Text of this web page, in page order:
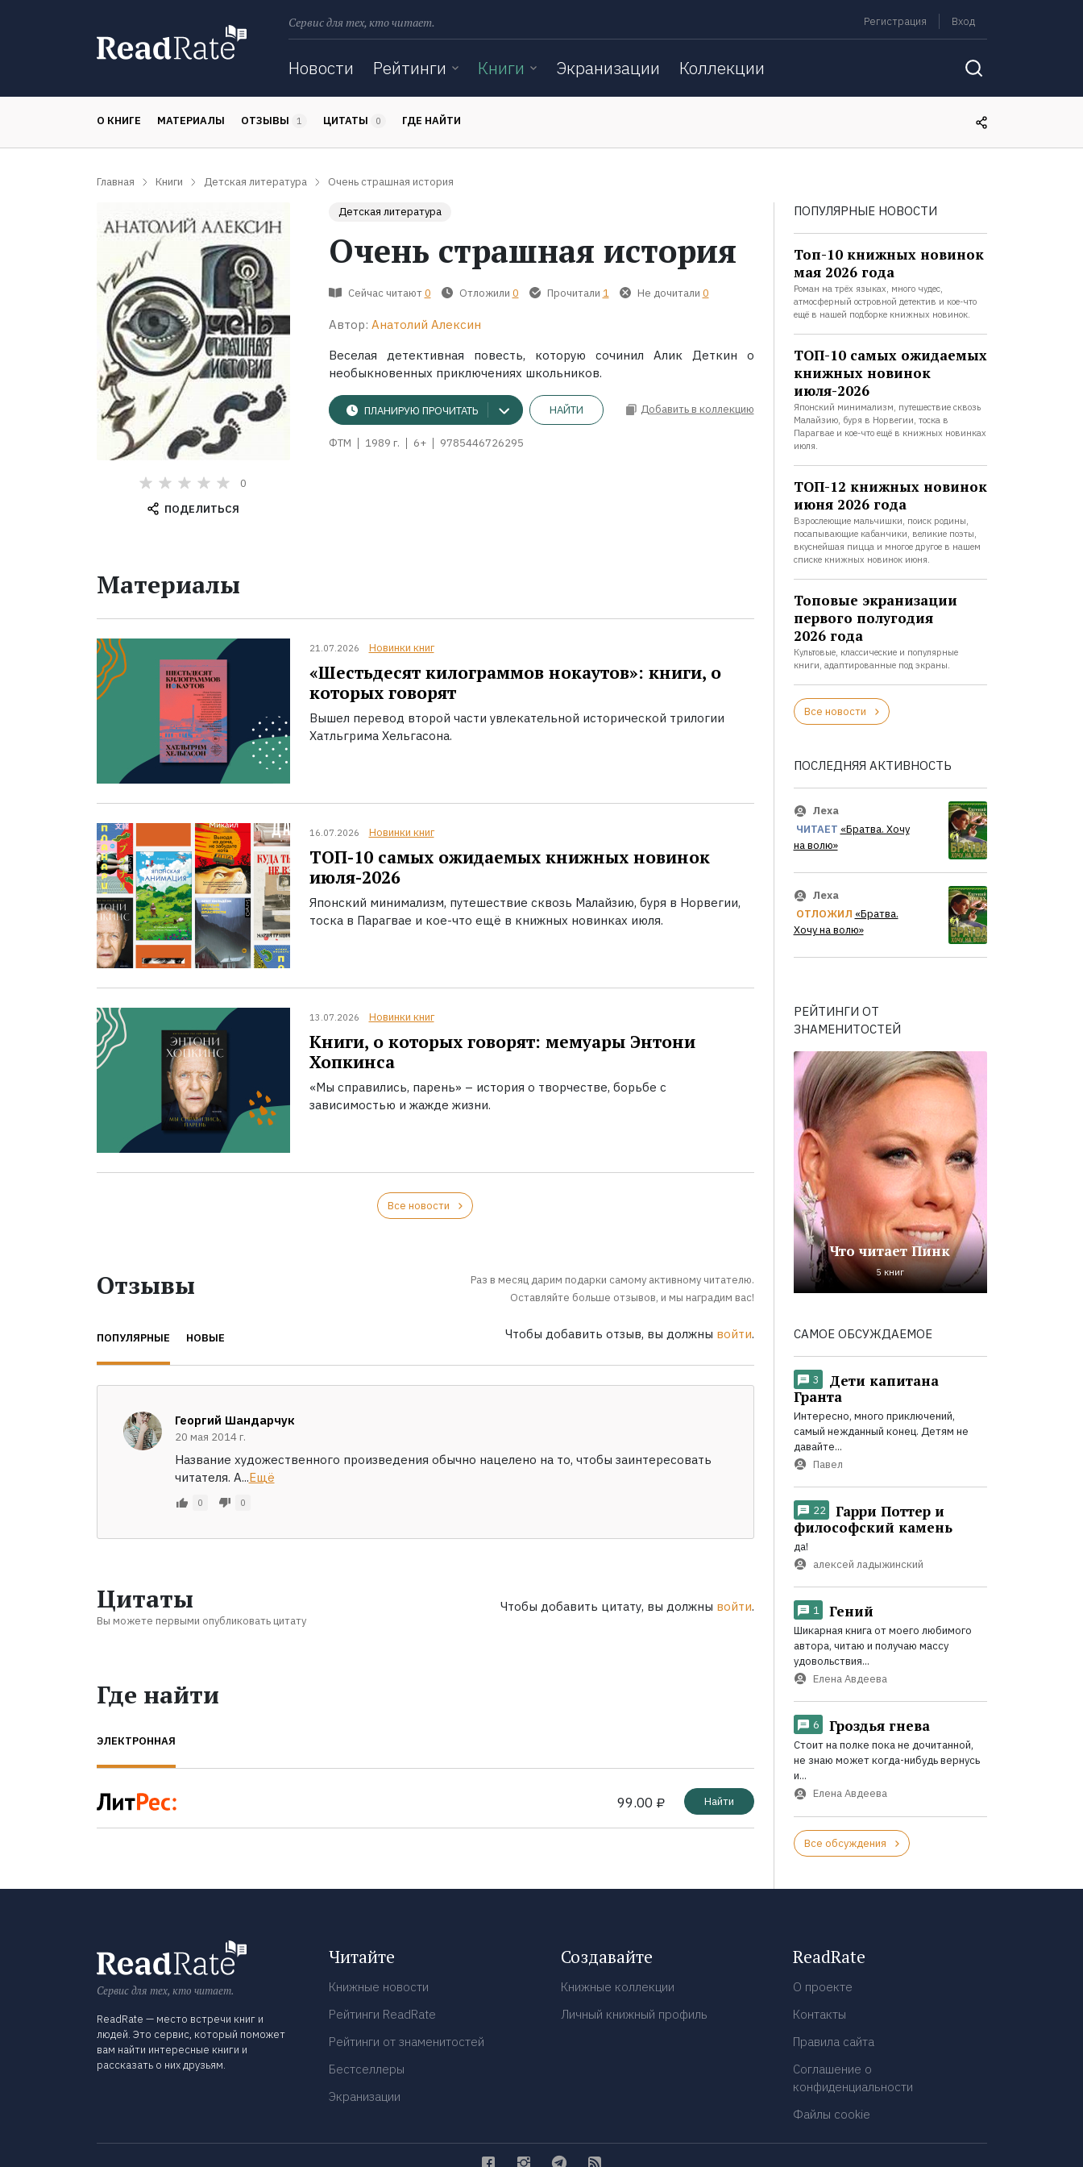
Сервис для тех, кто читает. Регистрация Вход
Новости Рейтинги Книги Экранизации Коллекции
О КНИГЕ МАТЕРИАЛЫ ОТЗЫВЫ 1 ЦИТАТЫ 0 ГДЕ НАЙТИ
Главная Книги Детская литература Очень страшная история
0
ПОДЕЛИТЬСЯ
Детская литература
Очень страшная история
Сейчас читают 0 Отложили 0 Прочитали 1 Не дочитали 0
Автор: Анатолий Алексин
Веселая детективная повесть, которую сочинил Алик Деткин о
необыкновенных приключениях школьников.
ПЛАНИРУЮ ПРОЧИТАТЬ НАЙТИ Добавить в коллекцию
ФТМ 1989 г. 6+ 9785446726295
Материалы
21.07.2026 Новинки книг
«Шестьдесят килограммов нокаутов»: книги, о
которых говорят
Вышел перевод второй части увлекательной исторической трилогии
Хатльгрима Хельгасона.
16.07.2026 Новинки книг
ТОП-10 самых ожидаемых книжных новинок
июля-2026
Японский минимализм, путешествие сквозь Малайзию, буря в Норвегии,
тоска в Парагвае и кое-что ещё в книжных новинках июля.
13.07.2026 Новинки книг
Книги, о которых говорят: мемуары Энтони
Хопкинса
«Мы справились, парень» – история о творчестве, борьбе с
зависимостью и жажде жизни.
Все новости
Отзывы
Раз в месяц дарим подарки самому активному читателю.
Оставляйте больше отзывов, и мы наградим вас!
Чтобы добавить отзыв, вы должны войти.
ПОПУЛЯРНЫЕ НОВЫЕ
Георгий Шандарчук
20 мая 2014 г.
Название художественного произведения обычно нацелено на то, чтобы заинтересовать
читателя. А...Ещё
0 0
Цитаты
Вы можете первыми опубликовать цитату
Чтобы добавить цитату, вы должны войти.
Где найти
ЭЛЕКТРОННАЯ
99.00 ₽ Найти
ПОПУЛЯРНЫЕ НОВОСТИ
Топ-10 книжных новинок
мая 2026 года
Роман на трёх языках, много чудес,
атмосферный островной детектив и кое-что
ещё в нашей подборке книжных новинок.
ТОП-10 самых ожидаемых
книжных новинок
июля-2026
Японский минимализм, путешествие сквозь
Малайзию, буря в Норвегии, тоска в
Парагвае и кое-что ещё в книжных новинках
июля.
ТОП-12 книжных новинок
июня 2026 года
Взрослеющие мальчишки, поиск родины,
посапывающие кабанчики, великие поэты,
вкуснейшая пицца и многое другое в нашем
списке книжных новинок июня.
Топовые экранизации
первого полугодия
2026 года
Культовые, классические и популярные
книги, адаптированные под экраны.
Все новости
ПОСЛЕДНЯЯ АКТИВНОСТЬ
Леха
ЧИТАЕТ «Братва. Хочу
на волю»
Леха
ОТЛОЖИЛ «Братва.
Хочу на волю»
РЕЙТИНГИ ОТ
ЗНАМЕНИТОСТЕЙ
Что читает Пинк
5 книг
САМОЕ ОБСУЖДАЕМОЕ
3
Дети капитана
Гранта
Интересно, много приключений,
самый нежданный конец. Детям не
давайте...
Павел
22
Гарри Поттер и
философский камень
да!
алексей ладыжинский
1 Гений
Шикарная книга от моего любимого
автора, читаю и получаю массу
удовольствия...
Елена Авдеева
6 Гроздья гнева
Стоит на полке пока не дочитанной,
не знаю может когда-нибудь вернусь
и...
Елена Авдеева
Все обсуждения
Сервис для тех, кто читает.
ReadRate — место встречи книг и
людей. Это сервис, который поможет
вам найти интересные книги и
рассказать о них друзьям.
Читайте
Книжные новости
Рейтинги ReadRate
Рейтинги от знаменитостей
Бестселлеры
Экранизации
Создавайте
Книжные коллекции
Личный книжный профиль
ReadRate
О проекте
Контакты
Правила сайта
Соглашение о
конфиденциальности
Файлы cookie